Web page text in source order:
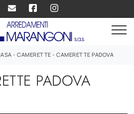
- CAMERETTE - CAMERETTE PADOVA
PADOVA